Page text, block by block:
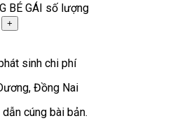
BÉ GÁI số lượng
sinh chi phí
Đồng Nai
cúng bài bản.